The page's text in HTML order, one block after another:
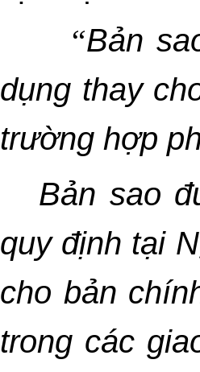
“Bản
dụng thay
trường hợp
Bản sao
quy định tại
cho bản
trong các